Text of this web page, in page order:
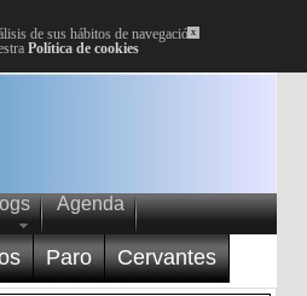
x
de sus hábitos de navegación.
Política de cookies
Agenda
Paro Cervantes